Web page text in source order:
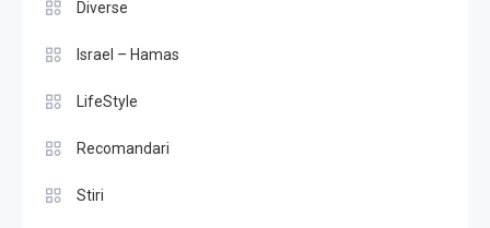
Diverse
Israel – Hamas
LifeStyle
Recomandari
Stiri